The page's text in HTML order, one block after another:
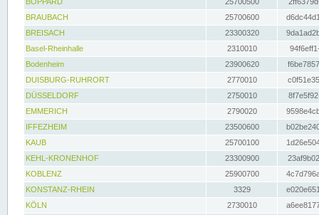
BRAUBACH
25700600
BREISACH
23300320
Basel-Rheinhalle
2310010
Bodenheim
23900620
DUISBURG-RUHRORT
2770010
DÜSSELDORF
2750010
EMMERICH
2790020
IFFEZHEIM
23500600
KAUB
25700100
KEHL-KRONENHOF
23300900
KOBLENZ
25900700
KONSTANZ-RHEIN
3329
KÖLN
2730010